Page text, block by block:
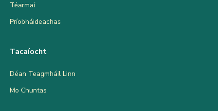
Téarmaí
Príobháideachas
Tacaíocht
Déan Teagmháil Linn
Mo Chuntas